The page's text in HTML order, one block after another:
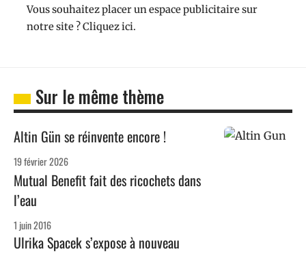
Vous souhaitez placer un espace publicitaire sur
notre site ? Cliquez ici.
Sur le même thème
Altin Gün se réinvente encore !
19 février 2026
Mutual Benefit fait des ricochets dans
l’eau
1 juin 2016
Ulrika Spacek s’expose à nouveau